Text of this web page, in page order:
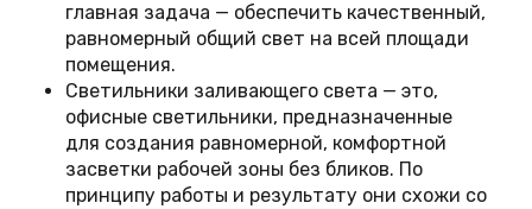
главная задача — обеспечить качественный,
равномерный общий свет на всей площади
помещения.
Светильники заливающего света — это,
офисные светильники, предназначенные
для создания равномерной, комфортной
засветки рабочей зоны без бликов. По
принципу работы и результату они схожи со